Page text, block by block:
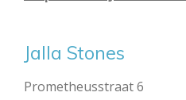
Jalla Stones
Prometheusstraat 6